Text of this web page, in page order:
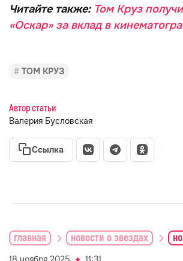
Читайте также: Том Круз
«Оскар» за вклад в
ТОМ КРУЗ
Автор статьи
Валерия Бусловская
Ссылка
главная новости о звездах